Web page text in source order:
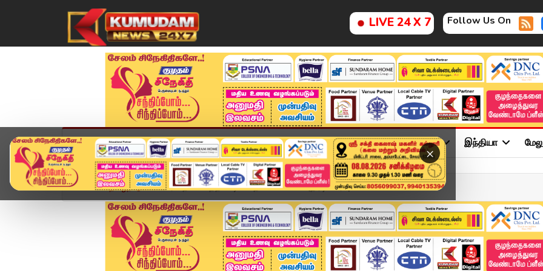
LIVE 24 X 7 Follow Us On
×
முகப்பு விளையாட்டு அண்மை தமிழ்நாடு சினிமா அரசியல் விளையாட்டு இந்தியா
Home தமிழ்நாடு வார தொடக்கத்தில் ஷாக்.. தங்கம் விலை அதிரடி உயர்வு!